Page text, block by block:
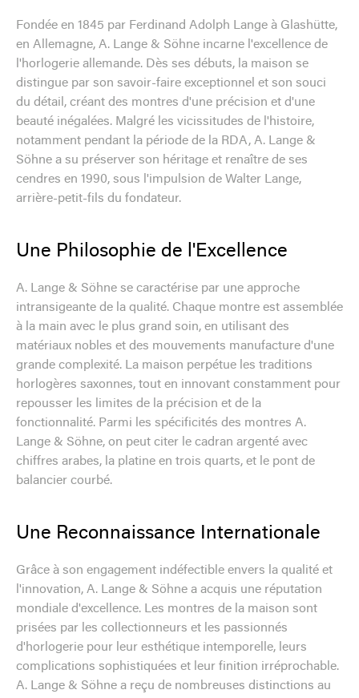
Fondée en 1845 par Ferdinand Adolph Lange à Glashütte,
en Allemagne, A. Lange & Söhne incarne l'excellence de
l'horlogerie allemande. Dès ses débuts, la maison se
distingue par son savoir-faire exceptionnel et son souci
du détail, créant des montres d'une précision et d'une
beauté inégalées. Malgré les vicissitudes de l'histoire,
notamment pendant la période de la RDA, A. Lange &
Söhne a su préserver son héritage et renaître de ses
cendres en 1990, sous l'impulsion de Walter Lange,
arrière-petit-fils du fondateur.
Une Philosophie de l'Excellence
A. Lange & Söhne se caractérise par une approche
intransigeante de la qualité. Chaque montre est assemblée
à la main avec le plus grand soin, en utilisant des
matériaux nobles et des mouvements manufacture d'une
grande complexité. La maison perpétue les traditions
horlogères saxonnes, tout en innovant constamment pour
repousser les limites de la précision et de la
fonctionnalité. Parmi les spécificités des montres A.
Lange & Söhne, on peut citer le cadran argenté avec
chiffres arabes, la platine en trois quarts, et le pont de
balancier courbé.
Une Reconnaissance Internationale
Grâce à son engagement indéfectible envers la qualité et
l'innovation, A. Lange & Söhne a acquis une réputation
mondiale d'excellence. Les montres de la maison sont
prisées par les collectionneurs et les passionnés
d'horlogerie pour leur esthétique intemporelle, leurs
complications sophistiquées et leur finition irréprochable.
A. Lange & Söhne a reçu de nombreuses distinctions au